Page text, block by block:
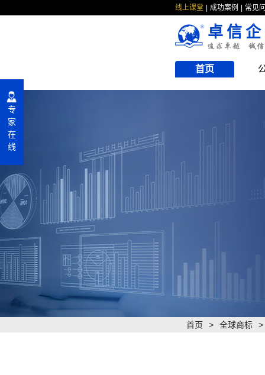
线上课堂 成功案例 常见
卓信
首页
首页 > 全球商标 >
专
家
在
线